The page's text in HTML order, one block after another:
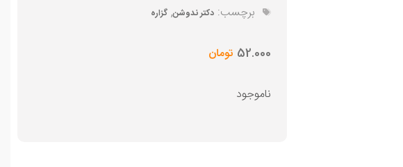
برچسب: دکتر ندوشن, گزاره
52.000 تومان
ناموجود